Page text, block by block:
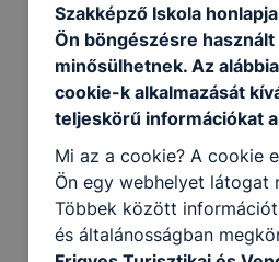
Szakképző Iskola
Ön böngészésre
minősülhetnek. Az
cookie-k alkalmazását
teljeskörű információkat a
Mi az a cookie? A cookie
Ön egy webhelyet látogat
Többek között
és általánosságban